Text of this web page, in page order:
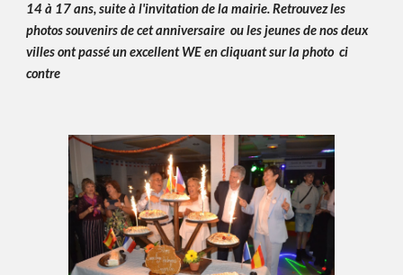
14 à 17 ans,suite à l'invitation de la mairie. Retrouvez les
photos souvenirs de cet anniversaire ou les jeunes denos deux
villesont passé un excellent WE en cliquant sur la photo ci
contre